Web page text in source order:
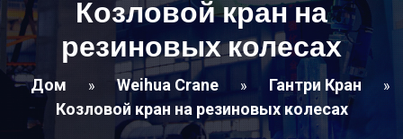
Козловой кран на
резиновых колесах
Дом » Weihua Crane » Гантри Кран »
Козловой кран на резиновых колесах